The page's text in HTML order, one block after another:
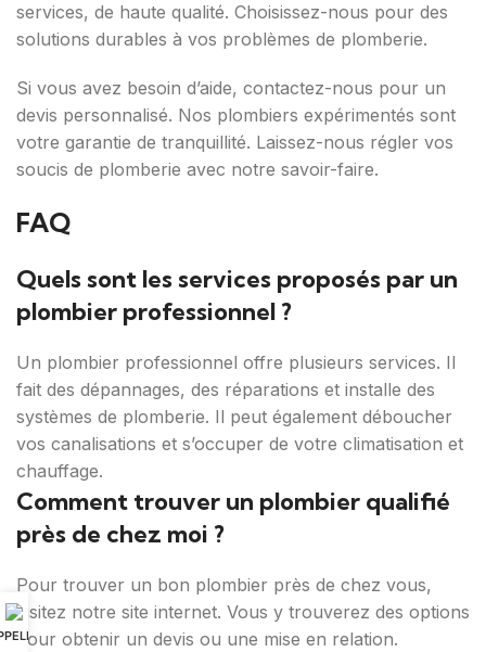
services, de haute qualité. Choisissez-nous pour des
solutions durables à vos problèmes de plomberie.
Si vous avez besoin d’aide, contactez-nous pour un
devis personnalisé. Nos plombiers expérimentés sont
votre garantie de tranquillité. Laissez-nous régler vos
soucis de plomberie avec notre savoir-faire.
FAQ
Quels sont les services proposés par un
plombier professionnel ?
Un plombier professionnel offre plusieurs services. Il
fait des dépannages, des réparations et installe des
systèmes de plomberie. Il peut également déboucher
vos canalisations et s’occuper de votre climatisation et
chauffage.
Comment trouver un plombier qualifié
près de chez moi ?
Pour trouver un bon plombier près de chez vous,
visitez notre site internet. Vous y trouverez des options
pour obtenir un devis ou une mise en relation.